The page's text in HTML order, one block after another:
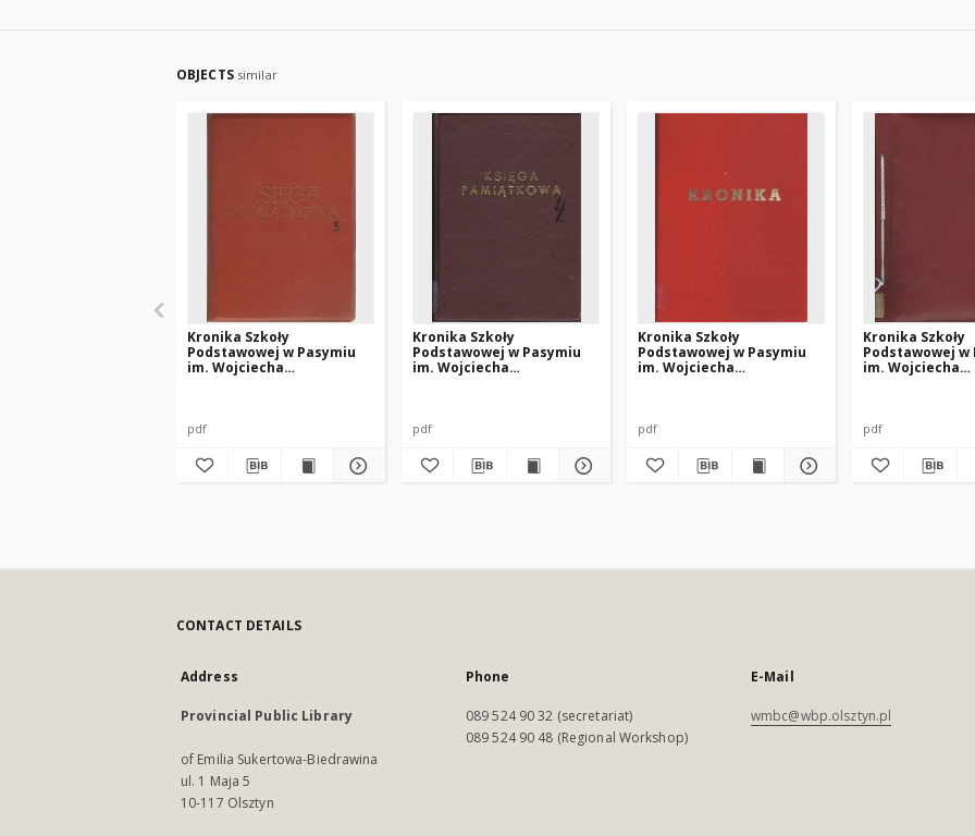
OBJECTS similar
Kronika Szkoły
Podstawowej w Pasymiu
im. Wojciecha
pdf
Kronika Szkoły
Podstawowej w Pasymiu
im. Wojciecha
pdf
Kronika Szkoły
Podstawowej w Pasymiu
im. Wojciecha
pdf
Kronika Szkoły
Podstawowej w
im. Wojciecha
pdf
CONTACT DETAILS
Address
Provincial Public Library
of Emilia Sukertowa-Biedrawina
ul. 1 Maja 5
10-117 Olsztyn
Phone
089 524 90 32 (secretariat)
089 524 90 48 (Regional Workshop)
E-Mail
wmbc@wbp.olsztyn.pl